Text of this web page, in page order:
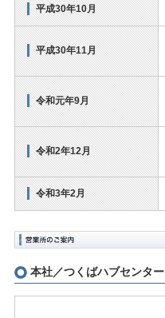
平成30年10月
平成30年11月
令和元年9月
令和2年12月
令和3年2月
本社／つくばハブセンター